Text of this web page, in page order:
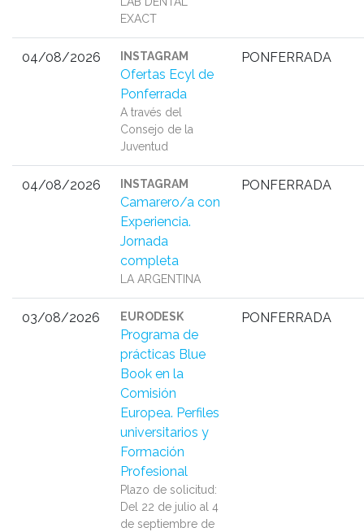
EXACT
04/08/2026 INSTAGRAM
Ofertas Ecyl de
Ponferrada
A través del
Consejo de la
Juventud
PONFERRADA
04/08/2026 INSTAGRAM
Camarero/a con
Experiencia.
Jornada
completa
LA ARGENTINA
PONFERRADA
03/08/2026 EURODESK
Programa de
prácticas Blue
Book en la
Comisión
Europea. Perfiles
universitarios y
Formación
Profesional
Plazo de solicitud:
Del 22 de julio al 4
de septiembre de
PONFERRADA